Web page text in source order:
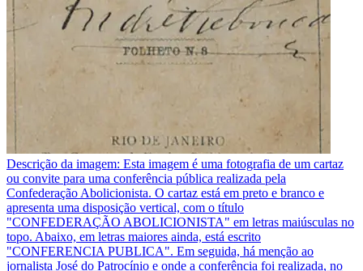
Descrição da imagem: Esta imagem é uma fotografia de um cartaz
ou convite para uma conferência pública realizada pela
Confederação Abolicionista. O cartaz está em preto e branco e
apresenta uma disposição vertical, com o título
"CONFEDERAÇÃO ABOLICIONISTA" em letras maiúsculas no
topo. Abaixo, em letras maiores ainda, está escrito
"CONFERENCIA PUBLICA". Em seguida, há menção ao
jornalista José do Patrocínio e onde a conferência foi realizada, no